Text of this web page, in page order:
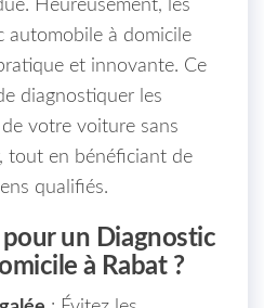
Heureusement, les
automobile à domicile
et innovante. Ce
diagnostiquer les
votre voiture sans
tout en bénéficiant de
qualifiés.
un Diagnostic
à Rabat ?